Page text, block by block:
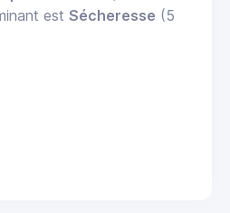
est Sécheresse (5